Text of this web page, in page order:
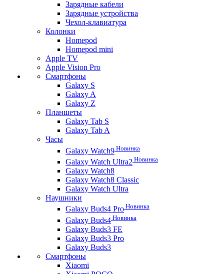
Зарядные кабели
Зарядные устройства
Чехол-клавиатура
Колонки
Homepod
Homepod mini
Apple TV
Apple Vision Pro
Смартфоны
Galaxy S
Galaxy A
Galaxy Z
Планшеты
Galaxy Tab S
Galaxy Tab A
Часы
Galaxy Watch9 Новинка
Galaxy Watch Ultra2 Новинка
Galaxy Watch8
Galaxy Watch8 Classic
Galaxy Watch Ultra
Наушники
Galaxy Buds4 Pro Новинка
Galaxy Buds4 Новинка
Galaxy Buds3 FE
Galaxy Buds3 Pro
Galaxy Buds3
Смартфоны
Xiaomi